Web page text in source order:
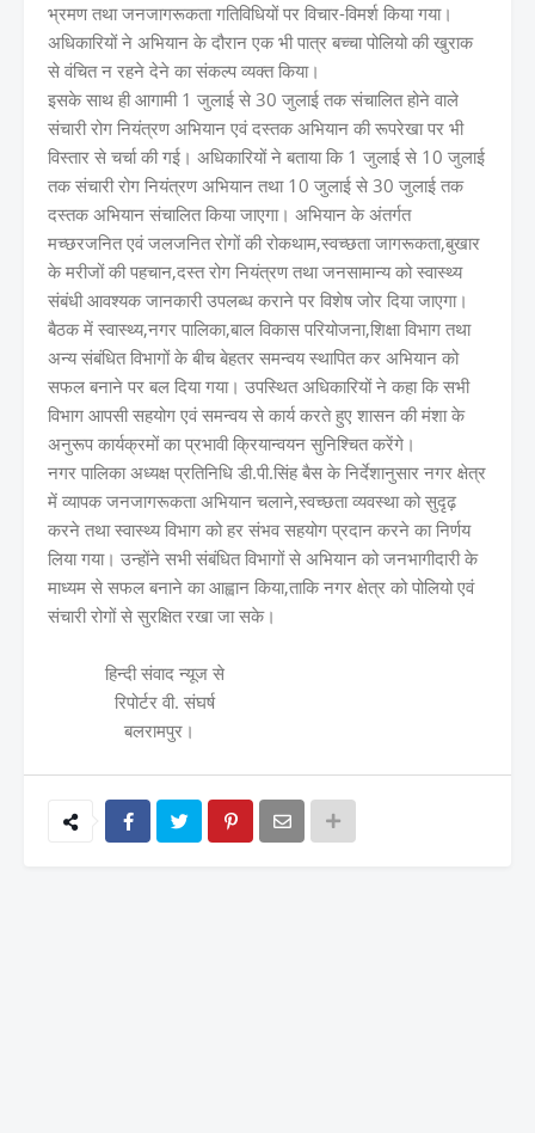
भ्रमण तथा जनजागरूकता गतिविधियों पर विचार-विमर्श किया गया।
अधिकारियों ने अभियान के दौरान एक भी पात्र बच्चा पोलियो की खुराक
से वंचित न रहने देने का संकल्प व्यक्त किया।
इसके साथ ही आगामी 1 जुलाई से 30 जुलाई तक संचालित होने वाले
संचारी रोग नियंत्रण अभियान एवं दस्तक अभियान की रूपरेखा पर भी
विस्तार से चर्चा की गई। अधिकारियों ने बताया कि 1 जुलाई से 10 जुलाई
तक संचारी रोग नियंत्रण अभियान तथा 10 जुलाई से 30 जुलाई तक
दस्तक अभियान संचालित किया जाएगा। अभियान के अंतर्गत
मच्छरजनित एवं जलजनित रोगों की रोकथाम,स्वच्छता जागरूकता,बुखार
के मरीजों की पहचान,दस्त रोग नियंत्रण तथा जनसामान्य को स्वास्थ्य
संबंधी आवश्यक जानकारी उपलब्ध कराने पर विशेष जोर दिया जाएगा।
बैठक में स्वास्थ्य,नगर पालिका,बाल विकास परियोजना,शिक्षा विभाग तथा
अन्य संबंधित विभागों के बीच बेहतर समन्वय स्थापित कर अभियान को
सफल बनाने पर बल दिया गया। उपस्थित अधिकारियों ने कहा कि सभी
विभाग आपसी सहयोग एवं समन्वय से कार्य करते हुए शासन की मंशा के
अनुरूप कार्यक्रमों का प्रभावी क्रियान्वयन सुनिश्चित करेंगे।
नगर पालिका अध्यक्ष प्रतिनिधि डी.पी.सिंह बैस के निर्देशानुसार नगर क्षेत्र
में व्यापक जनजागरूकता अभियान चलाने,स्वच्छता व्यवस्था को सुदृढ़
करने तथा स्वास्थ्य विभाग को हर संभव सहयोग प्रदान करने का निर्णय
लिया गया। उन्होंने सभी संबंधित विभागों से अभियान को जनभागीदारी के
माध्यम से सफल बनाने का आह्वान किया,ताकि नगर क्षेत्र को पोलियो एवं
संचारी रोगों से सुरक्षित रखा जा सके।
हिन्दी संवाद न्यूज से
रिपोर्टर वी. संघर्ष
बलरामपुर।